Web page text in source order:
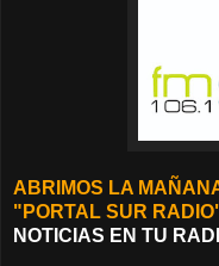
ABRIMOS LA
"PORTAL SUR
NOTICIAS EN TU